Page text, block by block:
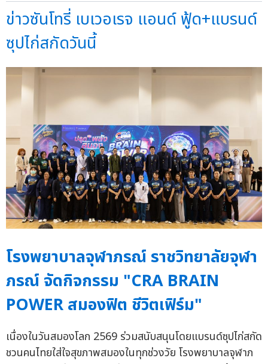
ข่าวซันโทรี่ เบเวอเรจ แอนด์ ฟู้ด+แบรนด์
ซุปไก่สกัดวันนี้
โรงพยาบาลจุฬาภรณ์ ราชวิทยาลัยจุฬา
ภรณ์ จัดกิจกรรม "CRA BRAIN
POWER สมองฟิต ชีวิตเฟิร์ม"
เนื่องในวันสมองโลก 2569 ร่วมสนับสนุนโดยแบรนด์ซุปไก่สกัด
ชวนคนไทยใส่ใจสุขภาพสมองในทุกช่วงวัย โรงพยาบาลจุฬาภ